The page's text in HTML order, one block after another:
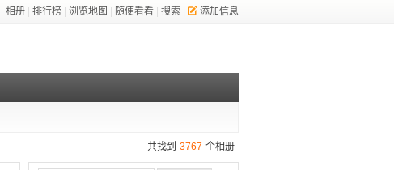
相册 排行榜 浏览地图 随便看看 搜索 添加信息
共找到 3767 个相册